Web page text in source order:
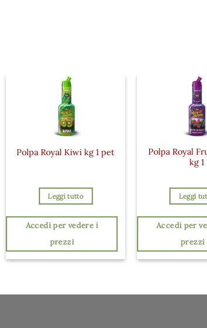
Polpa Royal Kiwi kg 1 pet
Leggi tutto
Accedi per vedere i
prezzi
Polpa Royal
kg 1
Leggi
Accedi per
prezzi